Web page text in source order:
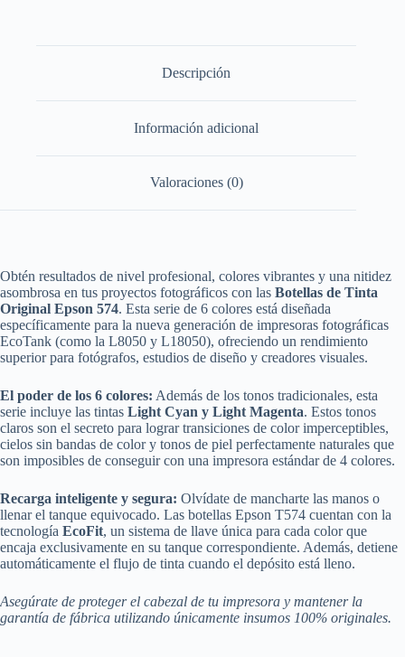
cantidad
Descripción
Información adicional
Valoraciones (0)
Obtén resultados de nivel profesional, colores vibrantes y una nitidez
asombrosa en tus proyectos fotográficos con las Botellas de Tinta
Original Epson 574. Esta serie de 6 colores está diseñada
específicamente para la nueva generación de impresoras fotográficas
EcoTank (como la L8050 y L18050), ofreciendo un rendimiento
superior para fotógrafos, estudios de diseño y creadores visuales.
El poder de los 6 colores: Además de los tonos tradicionales, esta
serie incluye las tintas Light Cyan y Light Magenta. Estos tonos
claros son el secreto para lograr transiciones de color imperceptibles,
cielos sin bandas de color y tonos de piel perfectamente naturales que
son imposibles de conseguir con una impresora estándar de 4 colores.
Recarga inteligente y segura: Olvídate de mancharte las manos o
llenar el tanque equivocado. Las botellas Epson T574 cuentan con la
tecnología EcoFit, un sistema de llave única para cada color que
encaja exclusivamente en su tanque correspondiente. Además, detiene
automáticamente el flujo de tinta cuando el depósito está lleno.
Asegúrate de proteger el cabezal de tu impresora y mantener la
garantía de fábrica utilizando únicamente insumos 100% originales.